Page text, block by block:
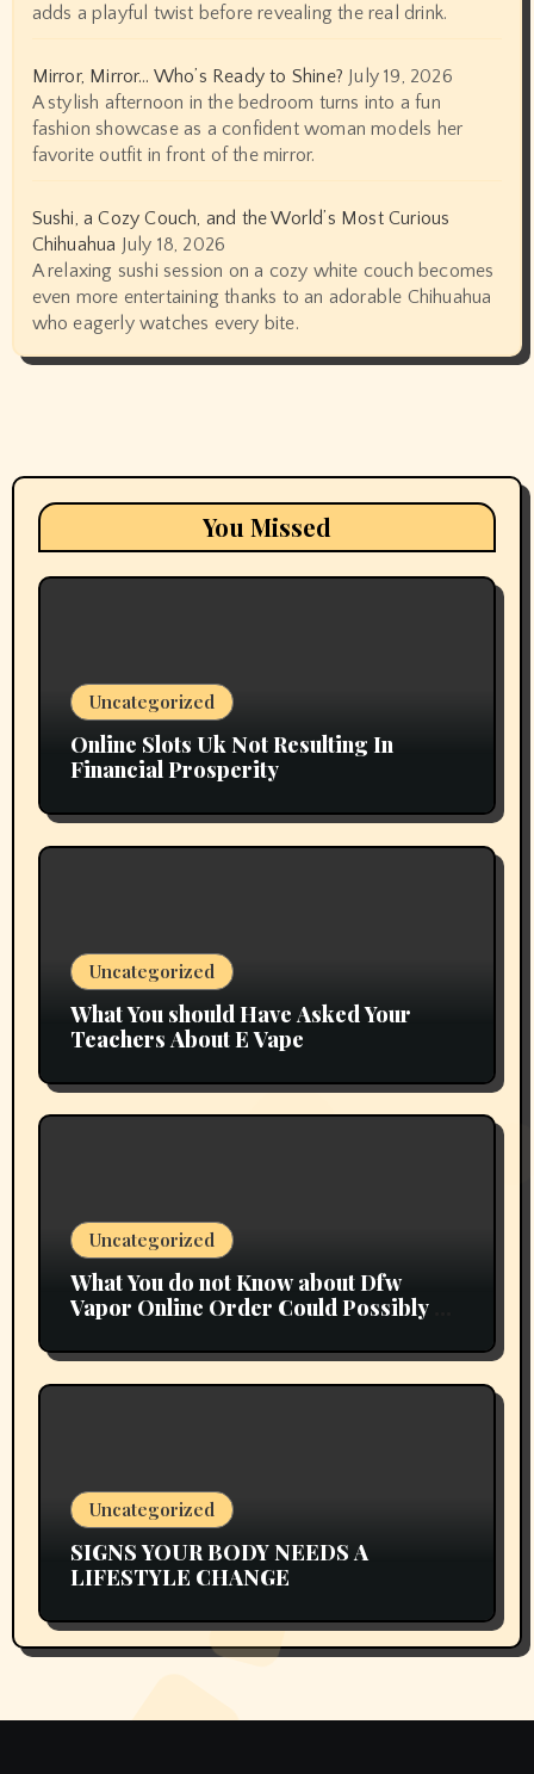
adds a playful twist before revealing the real drink.
Mirror, Mirror… Who’s Ready to Shine? July 19, 2026
A stylish afternoon in the bedroom turns into a fun
fashion showcase as a confident woman models her
favorite outfit in front of the mirror.
Sushi, a Cozy Couch, and the World’s Most Curious
Chihuahua July 18, 2026
A relaxing sushi session on a cozy white couch becomes
even more entertaining thanks to an adorable Chihuahua
who eagerly watches every bite.
You Missed
Uncategorized
Online Slots Uk Not Resulting In
Financial Prosperity
Uncategorized
What You should Have Asked Your
Teachers About E Vape
Uncategorized
What You do not Know about Dfw
Vapor Online Order Could Possibly be
Uncategorized
SIGNS YOUR BODY NEEDS A
LIFESTYLE CHANGE